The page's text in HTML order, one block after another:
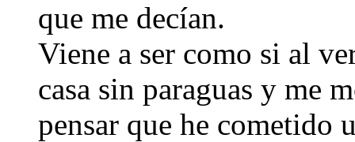
que me decían.
Viene a ser como si al
casa sin paraguas y me
pensar que he cometido